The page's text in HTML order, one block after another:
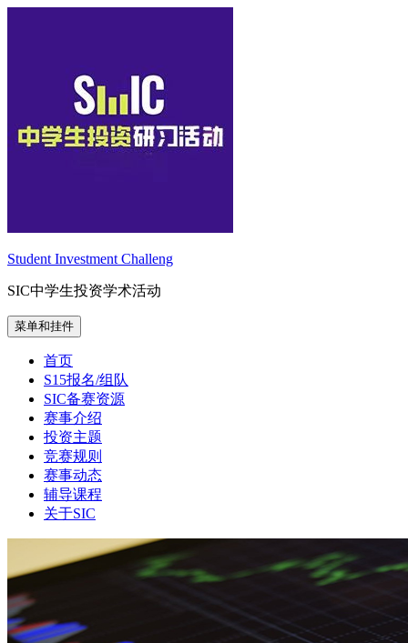
Student Investment Challeng
SIC中学生投资学术活动
菜单和挂件
首页
S15报名/组队
SIC备赛资源
赛事介绍
投资主题
竞赛规则
赛事动态
辅导课程
关于SIC